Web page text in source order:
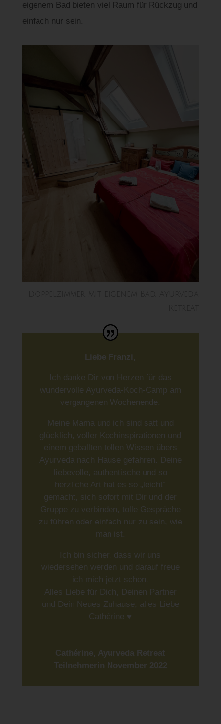
eigenem Bad bieten viel Raum für Rückzug und
einfach nur sein.
Liebe Franzi,
Ich danke Dir von Herzen für das
wundervolle Ayurveda-Koch-Camp am
vergangenen Wochenende.
Meine Mama und ich sind satt und
glücklich, voller Kochinspirationen und
einem geballten tollen Wissen übers
Ayurveda nach Hause gefahren. Deine
liebevolle, authentische und so
herzliche Art hat es so „leicht“
gemacht, sich sofort mit Dir und der
Gruppe zu verbinden, tolle Gespräche
zu führen oder einfach nur zu sein, wie
man ist.
Ich bin sicher, dass wir uns
wiedersehen werden und darauf freue
ich mich jetzt schon.
Alles Liebe für Dich, Deinen Partner
und Dein Neues Zuhause, alles Liebe
Cathérine ♥️
Cathérine, Ayurveda Retreat
Teilnehmerin November 2022